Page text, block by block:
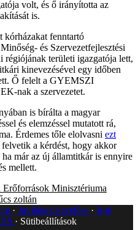
volt, és ő irányította az
is.
kórházakat fenntartó
és Szervezetfejlesztési
területi igazgatója lett,
kinevezésével egy időben
Ő felelt a GYEMSZI
nak a szervezetet.
is bírálta a magyar
és elemzéssel mutatott rá,
Érdemes tőle elolvasni ezt
a kérdést, hogy akkor
már az új államtitkár is ennyire
mellett.
Erőforrások Minisztériuma
zoltán
Javítások kezelése
Jogi
Sütibeállítások